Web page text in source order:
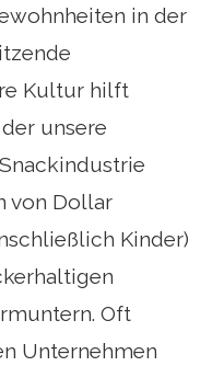
in der
Kultur hilft
unsere
von Dollar
Kinder)
Oft
Unternehmen